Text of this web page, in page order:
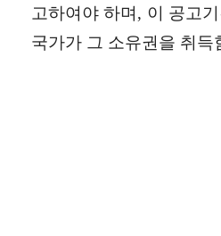
고하여야 하며, 이 공고
국가가 그 소유권을 취득